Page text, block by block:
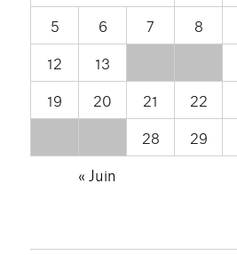
5
6 7 8
12
13
19
20 21 22
28 29
« Juin